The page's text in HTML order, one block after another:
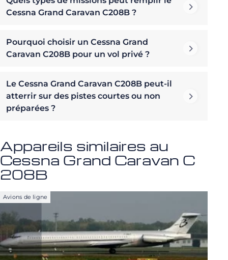
Cessna Grand Caravan C208B ?
Pourquoi choisir un Cessna Grand
Caravan C208B pour un vol privé ?
Le Cessna Grand Caravan C208B peut-il
atterrir sur des pistes courtes ou non
préparées ?
Appareils similaires au
Cessna Grand Caravan C
208B
Avions de ligne